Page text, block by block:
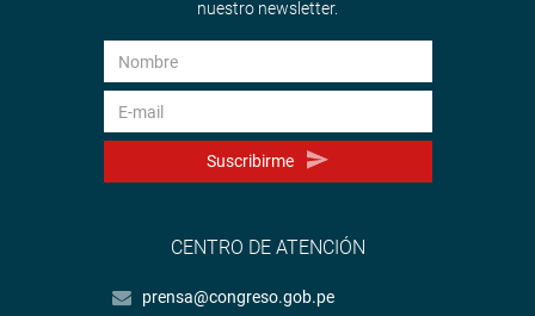
nuestro newsletter.
Suscribirme
CENTRO DE ATENCIÓN
prensa@congreso.gob.pe